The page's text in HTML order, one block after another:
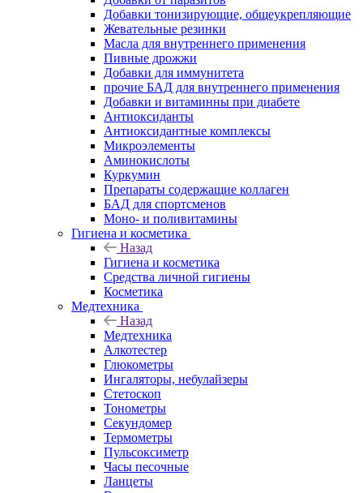
Добавки тонизирующие, общеукрепляющие
Жевательные резинки
Масла для внутреннего применения
Пивные дрожжи
Добавки для иммунитета
прочие БАД для внутреннего применения
Добавки и витаминны при диабете
Антиоксиданты
Антиоксидантные комплексы
Микроэлементы
Аминокислоты
Куркумин
Препараты содержащие коллаген
БАД для спортсменов
Моно- и поливитамины
Гигиена и косметика
Назад
Гигиена и косметика
Средства личной гигиены
Косметика
Медтехника
Назад
Медтехника
Алкотестер
Глюкометры
Ингаляторы, небулайзеры
Стетоскоп
Тонометры
Секундомер
Термометры
Пульсоксиметр
Часы песочные
Ланцеты